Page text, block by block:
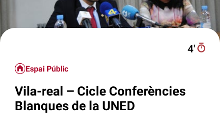
4′
Espai Públic
Vila-real – Cicle Conferències
Blanques de la UNED